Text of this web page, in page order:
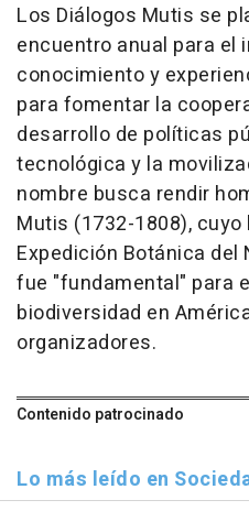
Los Diálogos Mutis se
encuentro anual para el
conocimiento y
para fomentar la
desarrollo de políticas
tecnológica y la
nombre busca rendir
Mutis (1732-1808), cuyo
Expedición Botánica del
fue "fundamental" para
biodiversidad en
organizadores.
Contenido patrocinado
Lo más leído en